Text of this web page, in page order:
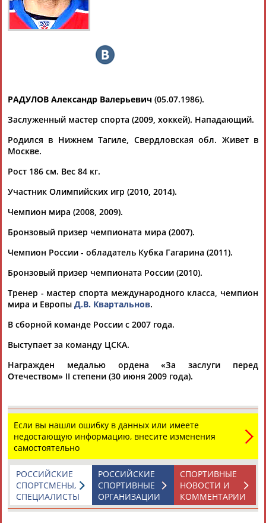
Тамилла
АБАСОВА
Флюра
БУЛАТОВА
Татьяна
Акжана
Артур
АБДРАХМАНОВ
Каримжан
АБДРАХМАНОВ
Аделя
АБДРАХМАНОВААБДУВАЛИЕВ
АБДУЛАЕВ
Рамазан
АБДУЛАЕВ
Тагир
АБДУЛАЕВ
Камиль
АБДУЛАЗИЗОВ
Загалав
АБДУЛБЕКОВ
Камалудин
АБДУЛДАУДОВ
Абдула
АБДУЛЖАЛИЛОВ
Магомед
АБДУЛКАГИРОВ
Назир
АБДУЛЛАЕВ
РАДУЛОВ Александр Валерьевич (05.07.1986).
Заслуженный мастер спорта (2009, хоккей). Нападающий.
Родился в Нижнем Тагиле, Свердловская обл. Живет в
Москве.
Рост 186 см. Вес 84 кг.
Участник Олимпийских игр (2010, 2014).
Чемпион мира (2008, 2009).
Бронзовый призер чемпионата мира (2007).
Чемпион России - обладатель Кубка Гагарина (2011).
Бронзовый призер чемпионата России (2010).
Тренер - мастер спорта международного класса, чемпион
мира и Европы Д.В. Квартальнов.
В сборной команде России с 2007 года.
Выступает за команду ЦСКА.
Награжден медалью ордена «За заслуги перед
Отечеством» II степени (30 июня 2009 года).
Если вы нашли ошибку в данных или имеете
недостающую информацию, внесите изменения
самостоятельно
СПОРТИВНЫЕ
НОВОСТИ И
КОММЕНТАРИИ
РОССИЙСКИЕ
СПОРТИВНЫЕ
ОРГАНИЗАЦИИ
РОССИЙСКИЕ
СПОРТСМЕНЫ,
СПЕЦИАЛИСТЫ